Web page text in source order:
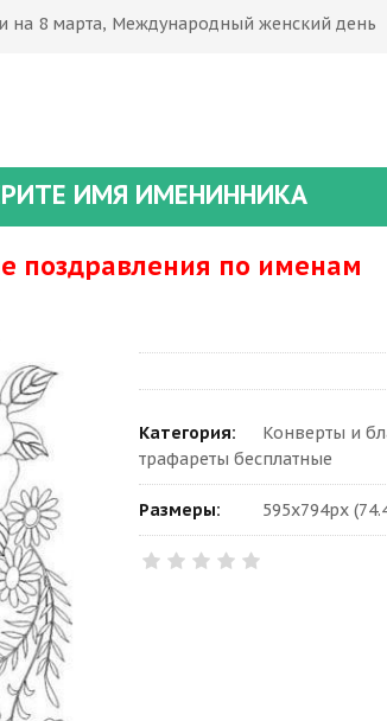
на 8 марта, Международный женский день
ИМЯ ИМЕНИННИКА
поздравления по именам
Категория:
Конверты и
трафареты бесплатные
Размеры: 595x794px